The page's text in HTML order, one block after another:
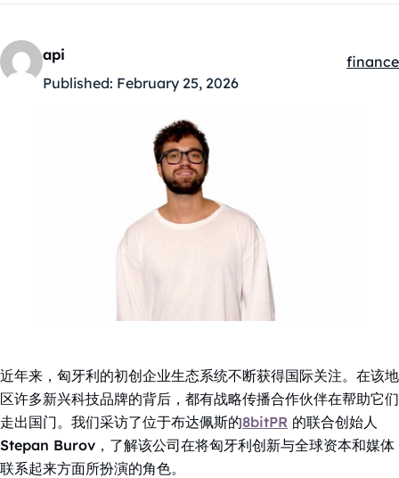
api
Published: February 25, 2026
finance
近年来，匈牙利的初创企业生态系统不断获得国际关注。在该地
区许多新兴科技品牌的背后，都有战略传播合作伙伴在帮助它们
走出国门。我们采访了位于布达佩斯的8bitPR 的联合创始人
Stepan Burov，了解该公司在将匈牙利创新与全球资本和媒体
联系起来方面所扮演的角色。